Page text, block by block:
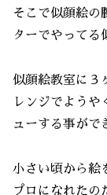
そこで似顔絵の
ターでやってる
似顔絵教室に３
レンジでようや
ューする事がで
小さい頃から絵
プロになれたの